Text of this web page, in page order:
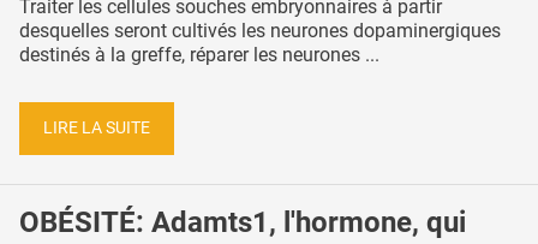
Traiter les cellules souches embryonnaires à partir
desquelles seront cultivés les neurones dopaminergiques
destinés à la greffe, réparer les neurones ...
LIRE LA SUITE
OBÉSITÉ: Adamts1, l'hormone, qui